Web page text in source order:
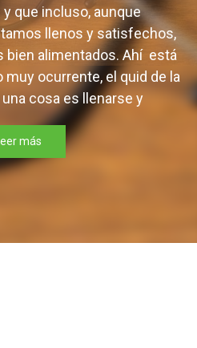
que incluso, aunque
llenos y satisfechos,
bien alimentados. Ahí está
ocurrente, el quid de la
cosa es llenarse y
Leer más